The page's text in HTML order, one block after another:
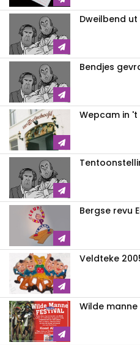
Dweilbend ut
Bendjes
Wepcam in
Bergse revu
Veldteke
Wilde